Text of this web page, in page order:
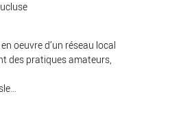
oeuvre d’un réseau local
des pratiques amateurs,